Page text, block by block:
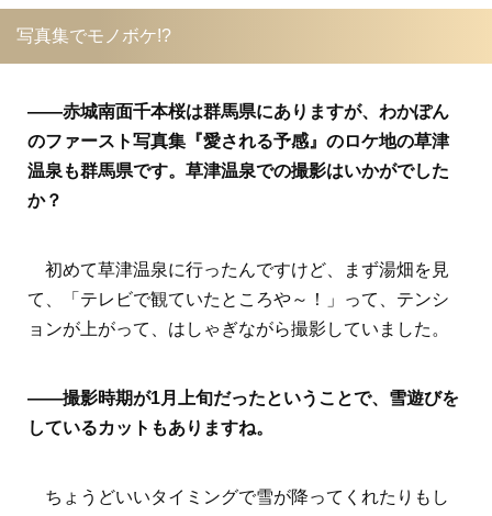
写真集でモノボケ!?
――赤城南面千本桜は群馬県にありますが、わかぽん
のファースト写真集『愛される予感』のロケ地の草津
温泉も群馬県です。草津温泉での撮影はいかがでした
か？
初めて草津温泉に行ったんですけど、まず湯畑を見
て、「テレビで観ていたところや～！」って、テンシ
ョンが上がって、はしゃぎながら撮影していました。
――撮影時期が1月上旬だったということで、雪遊びを
しているカットもありますね。
ちょうどいいタイミングで雪が降ってくれたりもし